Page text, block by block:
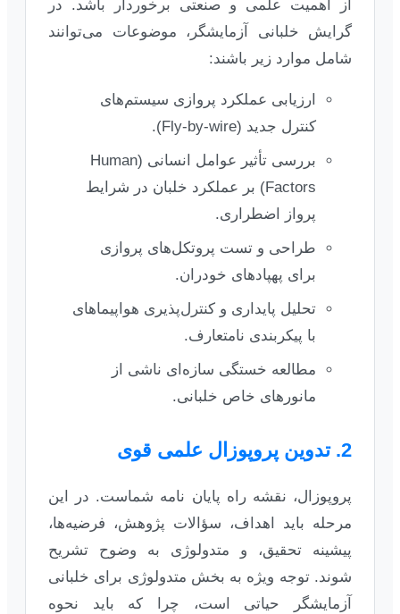
از اهمیت علمی و صنعتی برخوردار باشد. در
گرایش خلبانی آزمایشگر، موضوعات می‌توانند
شامل موارد زیر باشند:
ارزیابی عملکرد پروازی سیستم‌های
کنترل جدید (Fly-by-wire).
بررسی تأثیر عوامل انسانی (Human
Factors) بر عملکرد خلبان در شرایط
پرواز اضطراری.
طراحی و تست پروتکل‌های پروازی
برای پهپادهای خودران.
تحلیل پایداری و کنترل‌پذیری هواپیماهای
با پیکربندی نامتعارف.
مطالعه خستگی سازه‌ای ناشی از
مانورهای خاص خلبانی.
2. تدوین پروپوزال علمی قوی
پروپوزال، نقشه راه پایان نامه شماست. در این
مرحله باید اهداف، سؤالات پژوهش، فرضیه‌ها،
پیشینه تحقیق، و متدولوژی به وضوح تشریح
شوند. توجه ویژه به بخش متدولوژی برای خلبانی
آزمایشگر حیاتی است، چرا که باید نحوه